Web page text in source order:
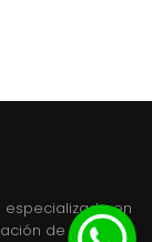
en
de seguros